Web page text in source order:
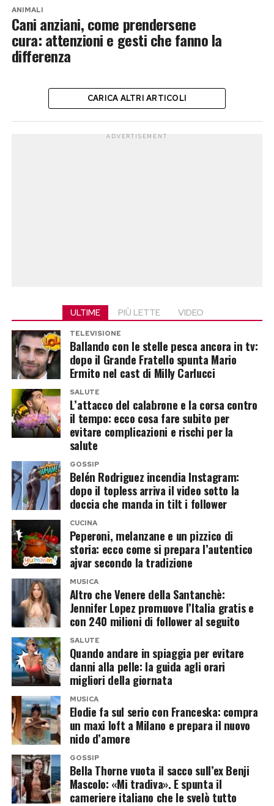
ANIMALI
Cani anziani, come prendersene
cura: attenzioni e gesti che fanno la
differenza
CARICA ALTRI ARTICOLI
ADVERTISEMENT
ULTIME PIÙ LETTE VIDEO
TELEVISIONE
Ballando con le stelle pesca ancora in tv:
dopo il Grande Fratello spunta Mario
Ermito nel cast di Milly Carlucci
SALUTE
L’attacco del calabrone e la corsa contro
il tempo: ecco cosa fare subito per
evitare complicazioni e rischi per la
salute
GOSSIP
Belén Rodriguez incendia Instagram:
dopo il topless arriva il video sotto la
doccia che manda in tilt i follower
CUCINA
Peperoni, melanzane e un pizzico di
storia: ecco come si prepara l’autentico
ajvar secondo la tradizione
MUSICA
Altro che Venere della Santanchè:
Jennifer Lopez promuove l’Italia gratis e
con 240 milioni di follower al seguito
SALUTE
Quando andare in spiaggia per evitare
danni alla pelle: la guida agli orari
migliori della giornata
MUSICA
Elodie fa sul serio con Franceska: compra
un maxi loft a Milano e prepara il nuovo
nido d’amore
GOSSIP
Bella Thorne vuota il sacco sull’ex Benji
Mascolo: «Mi tradiva». E spunta il
cameriere italiano che le svelò tutto